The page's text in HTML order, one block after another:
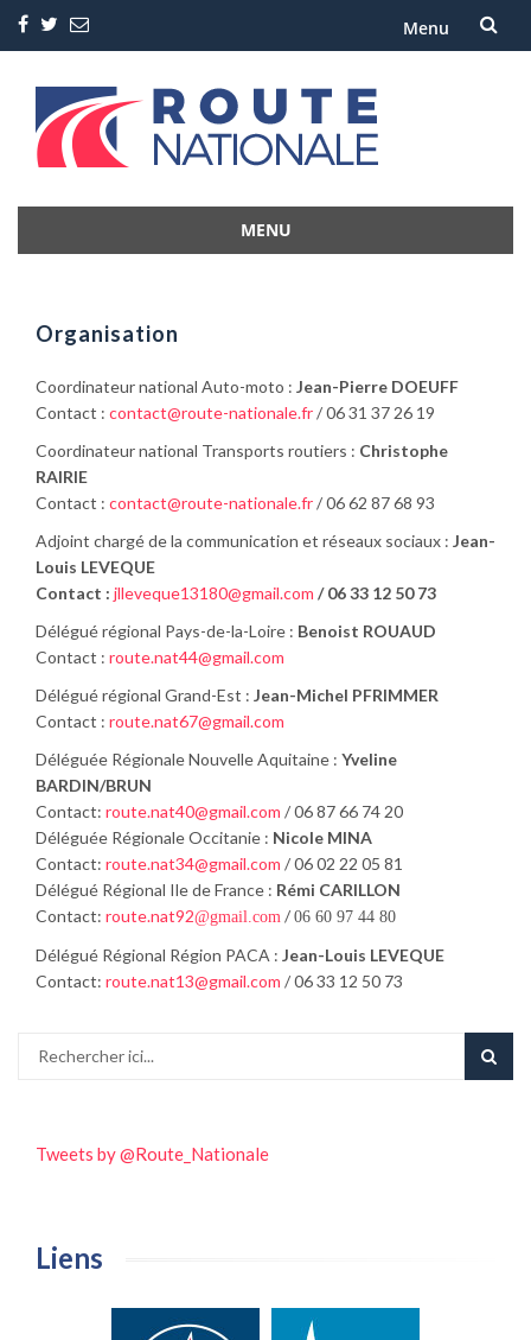
Menu
au
contenu
MENU
Organisation
Coordinateur national Auto-moto : Jean-Pierre DOEUFF
Contact : contact@route-nationale.fr/ 06 31 37 26 19
Coordinateur national Transports routiers : Christophe
RAIRIE
Contact : contact@route-nationale.fr/ 06 62 87 68 93
Adjoint chargé de la communication et réseaux sociaux : Jean-
Louis LEVEQUE
Contact : jlleveque13180@gmail.com / 06 33 12 50 73
Délégué régional Pays-de-la-Loire : Benoist ROUAUD
Contact : route.nat44@gmail.com
Délégué régional Grand-Est : Jean-Michel PFRIMMER
Contact : route.nat67@gmail.com
Déléguée Régionale Nouvelle Aquitaine : Yveline
BARDIN/BRUN
Contact: route.nat40@gmail.com / 06 87 66 74 20
Déléguée Régionale Occitanie : Nicole MINA
Contact: route.nat34@gmail.com / 06 02 22 05 81
Délégué Régional Ile de France : Rémi CARILLON
Contact: route.nat92@gmail.com / 06 60 97 44 80
Délégué Régional Région PACA : Jean-Louis LEVEQUE
Contact: route.nat13@gmail.com / 06 33 12 50 73
Tweets by @Route_Nationale
Liens